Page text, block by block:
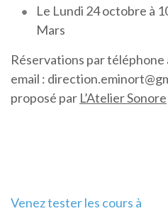
Le Lundi 24 octobre à
Mars
Réservations par téléphone
email :
proposé par L’Atelier Sonore
Navigation
Venez tester les cours à